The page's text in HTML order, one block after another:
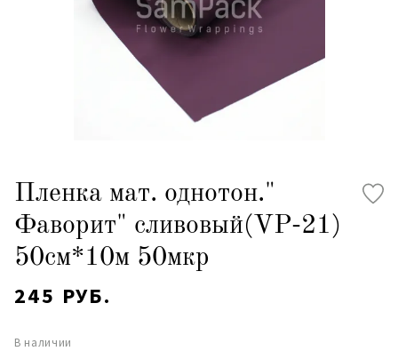
Пленка мат. однотон."
Фаворит" сливовый(VP-21)
50см*10м 50мкр
245 РУБ.
В наличии